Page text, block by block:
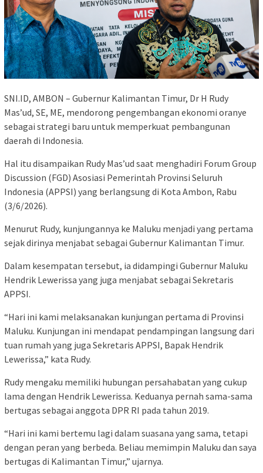
SNI.ID, AMBON – Gubernur Kalimantan Timur, Dr H Rudy
Mas’ud, SE, ME, mendorong pengembangan ekonomi oranye
sebagai strategi baru untuk memperkuat pembangunan
daerah di Indonesia.
Hal itu disampaikan Rudy Mas’ud saat menghadiri Forum Group
Discussion (FGD) Asosiasi Pemerintah Provinsi Seluruh
Indonesia (APPSI) yang berlangsung di Kota Ambon, Rabu
(3/6/2026).
Menurut Rudy, kunjungannya ke Maluku menjadi yang pertama
sejak dirinya menjabat sebagai Gubernur Kalimantan Timur.
Dalam kesempatan tersebut, ia didampingi Gubernur Maluku
Hendrik Lewerissa yang juga menjabat sebagai Sekretaris
APPSI.
“Hari ini kami melaksanakan kunjungan pertama di Provinsi
Maluku. Kunjungan ini mendapat pendampingan langsung dari
tuan rumah yang juga Sekretaris APPSI, Bapak Hendrik
Lewerissa,” kata Rudy.
Rudy mengaku memiliki hubungan persahabatan yang cukup
lama dengan Hendrik Lewerissa. Keduanya pernah sama-sama
bertugas sebagai anggota DPR RI pada tahun 2019.
“Hari ini kami bertemu lagi dalam suasana yang sama, tetapi
dengan peran yang berbeda. Beliau memimpin Maluku dan saya
bertugas di Kalimantan Timur,” ujarnya.